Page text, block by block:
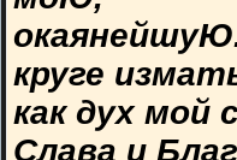
круге
как дух мой
Слава и